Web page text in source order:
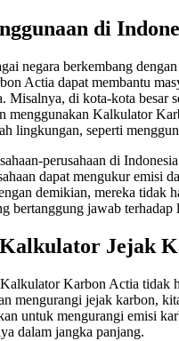
di
negara berkembang
Actia dapat membantu
Misalnya, di kota-kota besar
menggunakan Kalkulator
lingkungan, seperti
perusahaan di
dapat mengukur emisi
demikian, mereka tidak
bertanggung jawab terhadap
Jejak
Karbon Actia tidak
mengurangi jejak karbon,
untuk mengurangi emisi
dalam jangka panjang.